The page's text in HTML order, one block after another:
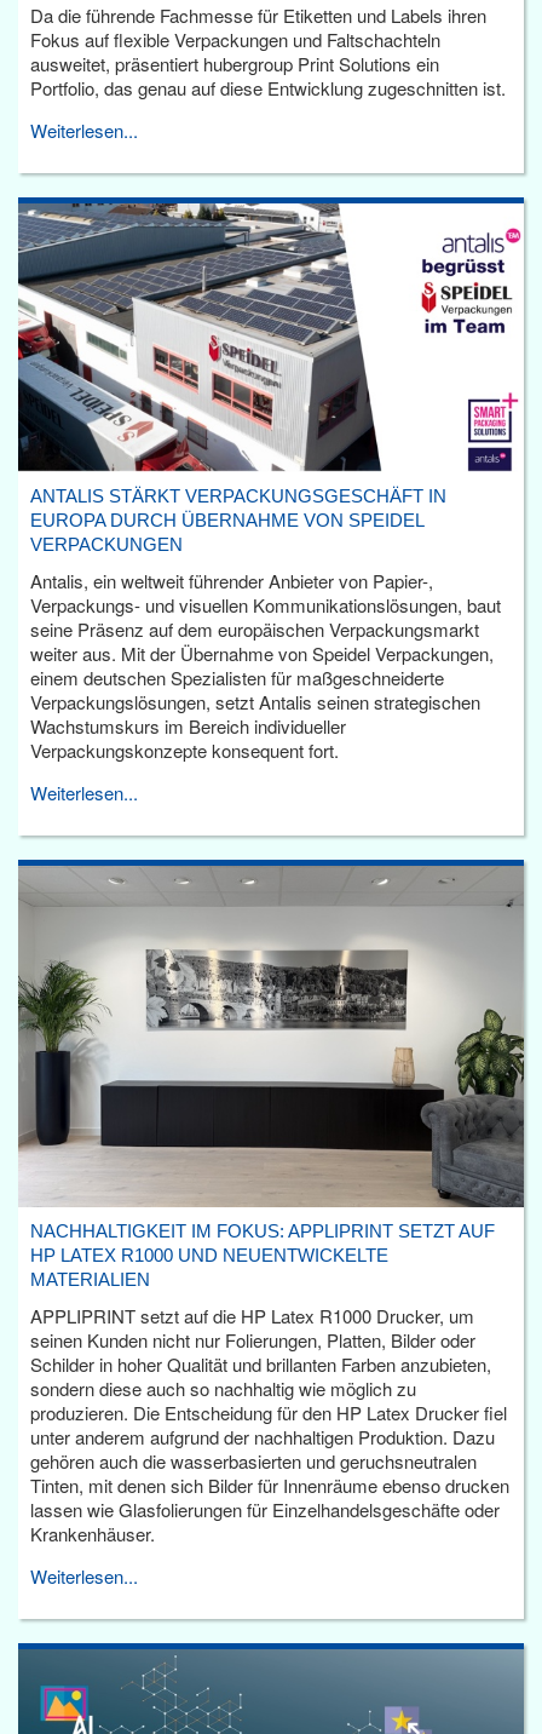
Da die führende Fachmesse für Etiketten und Labels ihren
Fokus auf flexible Verpackungen und Faltschachteln
ausweitet, präsentiert hubergroup Print Solutions ein
Portfolio, das genau auf diese Entwicklung zugeschnitten ist.
Weiterlesen...
ANTALIS STÄRKT VERPACKUNGSGESCHÄFT IN
EUROPA DURCH ÜBERNAHME VON SPEIDEL
VERPACKUNGEN
Antalis, ein weltweit führender Anbieter von Papier-,
Verpackungs- und visuellen Kommunikationslösungen, baut
seine Präsenz auf dem europäischen Verpackungsmarkt
weiter aus. Mit der Übernahme von Speidel Verpackungen,
einem deutschen Spezialisten für maßgeschneiderte
Verpackungslösungen, setzt Antalis seinen strategischen
Wachstumskurs im Bereich individueller
Verpackungskonzepte konsequent fort.
Weiterlesen...
NACHHALTIGKEIT IM FOKUS: APPLIPRINT SETZT AUF
HP LATEX R1000 UND NEUENTWICKELTE
MATERIALIEN
APPLIPRINT setzt auf die HP Latex R1000 Drucker, um
seinen Kunden nicht nur Folierungen, Platten, Bilder oder
Schilder in hoher Qualität und brillanten Farben anzubieten,
sondern diese auch so nachhaltig wie möglich zu
produzieren. Die Entscheidung für den HP Latex Drucker fiel
unter anderem aufgrund der nachhaltigen Produktion. Dazu
gehören auch die wasserbasierten und geruchsneutralen
Tinten, mit denen sich Bilder für Innenräume ebenso drucken
lassen wie Glasfolierungen für Einzelhandelsgeschäfte oder
Krankenhäuser.
Weiterlesen...